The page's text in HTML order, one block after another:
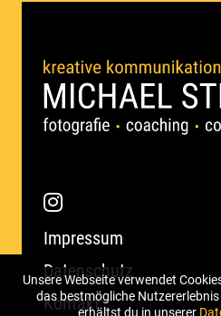
Impressum
Datenschutz
Kontakt
Unsere Webseite verwendet
das bestmögliche
erhältst du in unserer